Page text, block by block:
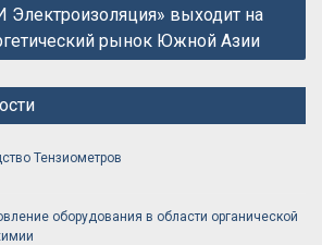
выходит на
рынок Южной Азии
Тензиометров
оборудования в области органической